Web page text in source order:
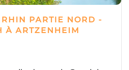
PARTIE NORD -
À ARTZENHEIM